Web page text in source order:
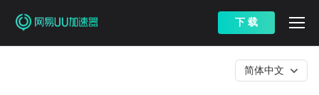
下 载
简体中文